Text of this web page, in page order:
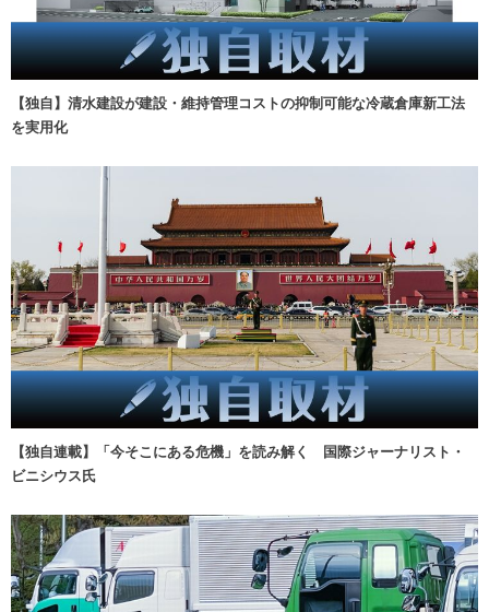
【独自】清水建設が建設・維持管理コストの抑制可能な冷蔵倉庫新工法
を実用化
【独自連載】「今そこにある危機」を読み解く 国際ジャーナリスト・
ビニシウス氏